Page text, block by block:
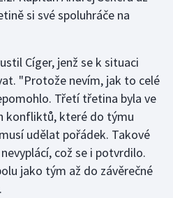
si své spoluhráče na
Cíger, jenž se k situaci
"Protože nevím, jak to celé
Třetí třetina byla ve
konfliktů, které do týmu
udělat pořádek. Takové
což se i potvrdilo.
jako tým až do závěrečné